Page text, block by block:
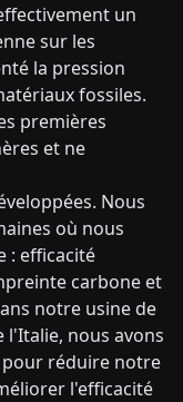
un
sur les
la pression
fossiles.
premières
et ne
Nous
où nous
: efficacité
carbone et
notre usine de
l'Italie, nous avons
réduire notre
l'efficacité